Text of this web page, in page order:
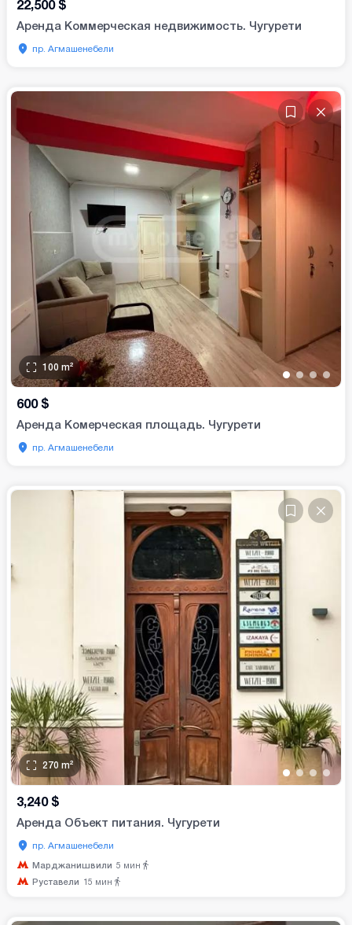
22,500 $
Аренда Коммерческая недвижимость. Чугурети
пр. Агмашенебели
••• •
100 m²
600 $
Аренда Комерческая площадь. Чугурети
пр. Агмашенебели
• • • •
270 m²
3,240 $
Аренда Объект питания. Чугурети
пр. Агмашенебели
Марджанишвили 5 мин
Руставели 15 мин